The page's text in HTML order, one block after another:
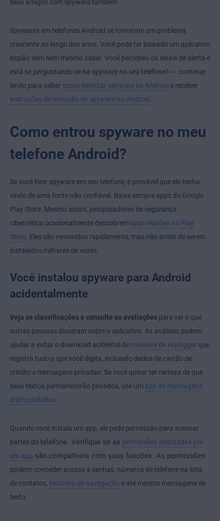
seus amigos com spyware também.
Spywares em telefones Android se tornaram um problema
crescente ao longo dos anos. Você pode ter baixado um aplicativo
espião sem nem mesmo saber. Você percebeu os sinais de alerta e
está se perguntando se há spyware no seu telefone? — continue
lendo para saber como detectar spyware no Android e receber
instruções de remoção de spyware no Android .
Como entrou spyware no meu
telefone Android?
Se você tiver spyware em seu telefone, é provável que ele tenha
vindo de uma fonte não confiável. Baixe sempre apps do Google
Play Store. Mesmo assim, pesquisadores de segurança
cibernética ocasionalmente descobrem apps espiões no Play
Store. Eles são removidos rapidamente, mas não antes de serem
instalados milhares de vezes.
Você instalou spyware para Android
acidentalmente
Veja as classificações e consulte as avaliações para ver o que
outras pessoas disseram sobre o aplicativo. As análises podem
ajudar a evitar o download acidental de malware de keylogger que
registra tudo o que você digita, incluindo dados de cartão de
crédito e mensagens privadas. Se você quiser ter certeza de que
seus textos permanecerão privados, use um app de mensagens
criptografadas.
Quando você instala um app, ele pede permissão para acessar
partes do telefone. Verifique se as permissões solicitadas por
um app são compatíveis com suas funções. As permissões
podem conceder acesso a senhas, números de telefone na lista
de contatos, histórico de navegação e até mesmo mensagens de
texto.